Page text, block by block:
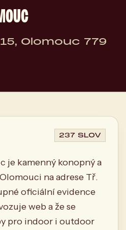
Olomouc 779
237 SLOV
je kamenný konopný a
na adrese Tř.
oficiální evidence
web a že se
pro indoor i outdoor